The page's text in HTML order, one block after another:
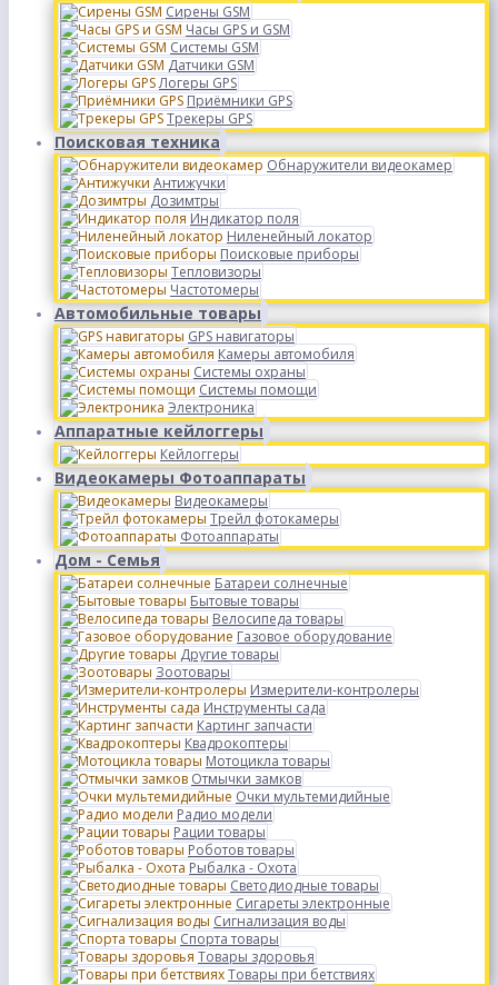
Сирены GSM
Часы GPS и GSM
Системы GSM
Датчики GSM
Логеры GPS
Приёмники GPS
Трекеры GPS
Поисковая техника
Обнаружители видеокамер
Антижучки
Дозимтры
Индикатор поля
Ниленейный локатор
Поисковые приборы
Тепловизоры
Частотомеры
Автомобильные товары
GPS навигаторы
Камеры автомобиля
Системы охраны
Системы помощи
Электроника
Аппаратные кейлоггеры
Кейлоггеры
Видеокамеры Фотоаппараты
Видеокамеры
Трейл фотокамеры
Фотоаппараты
Дом - Семья
Батареи солнечные
Бытовые товары
Велосипеда товары
Газовое оборудование
Другие товары
Зоотовары
Измерители-контролеры
Инструменты сада
Картинг запчасти
Квадрокоптеры
Мотоцикла товары
Отмычки замков
Очки мультемидийные
Радио модели
Рации товары
Роботов товары
Рыбалка - Охота
Светодиодные товары
Сигареты электронные
Сигнализация воды
Спорта товары
Товары здоровья
Товары при бетствиях